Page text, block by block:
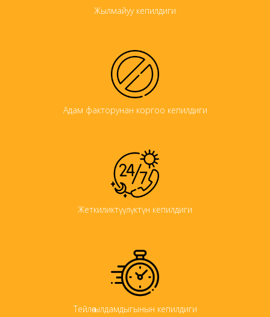
Жылмайуу кепилдиги
Адам факторунан коргоо кепилдиги
Жеткиликтүүлүктүн кепилдиги
Тейлөө ылдамдыгынын кепилдиги